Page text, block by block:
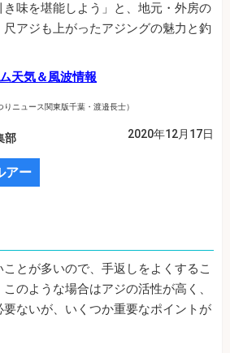
き味を堪能しよう」と、地元・外房の
アジも上がったアジングの魅力と釣
天気＆風波情報
りニュース関東版千葉・渡邉長士）
部 2020年12月17日
アー
とが多いので、手返しをよくするこ
のような場合はアジの活性が高く、
ないが、いくつか重要なポイントが